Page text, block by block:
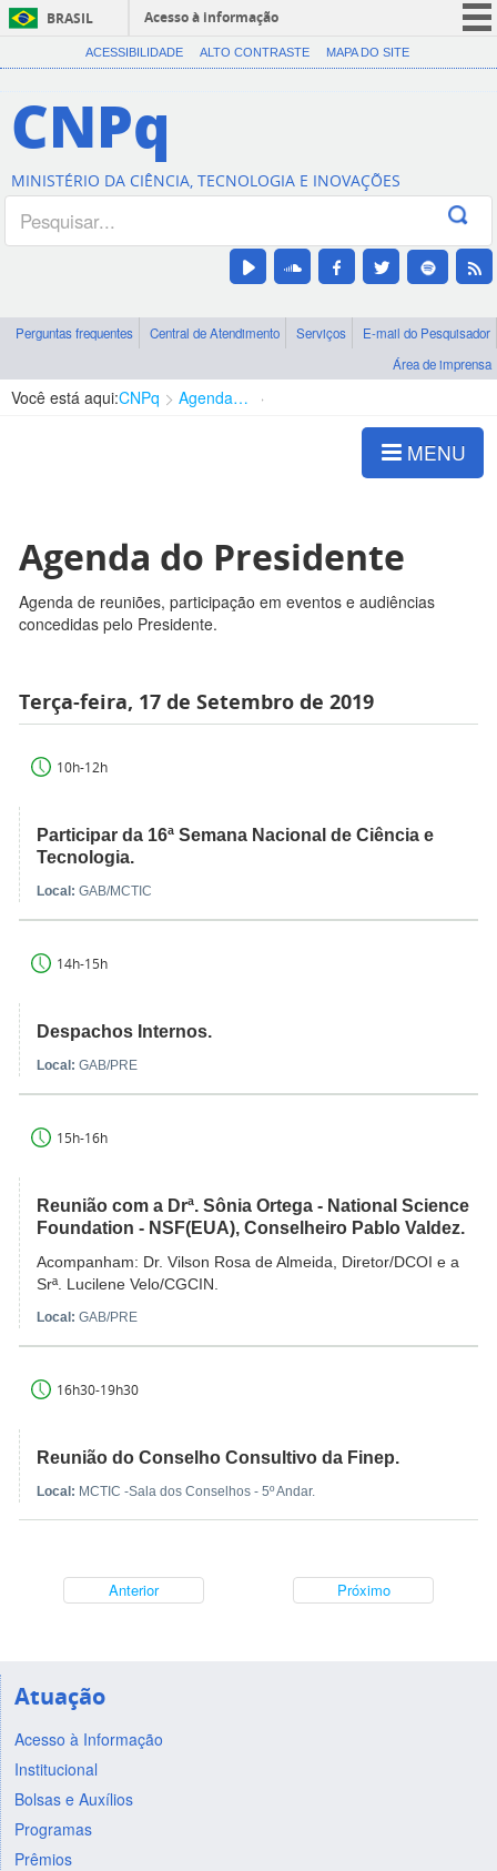
BRASIL
Acesso à informação
CORONAVÍRUS (COVID-19)
Canais
ACESSIBILIDADE ALTO CONTRASTE MAPA DO SITE
CNPq
MINISTÉRIO DA CIÊNCIA, TECNOLOGIA E INOVAÇÕES
Perguntas frequentes Central de Atendimento Serviços
E-mail do Pesquisador
Área de imprensa
Você está aqui:CNPq Agenda de autoridades
MENU
Agenda do Presidente
Agenda de reuniões, participação em eventos e audiências
concedidas pelo Presidente.
Terça-feira, 17 de Setembro de 2019
10h-12h
Participar da 16ª Semana Nacional de Ciência e
Tecnologia.
Local: GAB/MCTIC
14h-15h
Despachos Internos.
Local: GAB/PRE
15h-16h
Reunião com a Drª. Sônia Ortega - National Science
Foundation - NSF(EUA), Conselheiro Pablo Valdez.
Acompanham: Dr. Vilson Rosa de Almeida, Diretor/DCOI e a
Srª. Lucilene Velo/CGCIN.
Local: GAB/PRE
16h30-19h30
Reunião do Conselho Consultivo da Finep.
Local: MCTIC -Sala dos Conselhos - 5º Andar.
Anterior Próximo
Atuação
Acesso à Informação
Institucional
Bolsas e Auxílios
Programas
Prêmios